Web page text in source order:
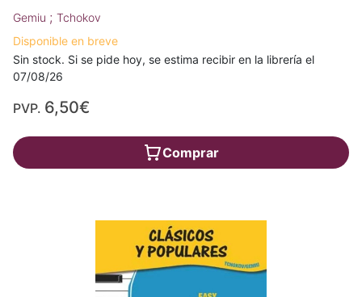
Gemiu ; Tchokov
Disponible en breve
Sin stock. Si se pide hoy, se estima recibir en la librería el
07/08/26
PVP. 6,50€
Comprar